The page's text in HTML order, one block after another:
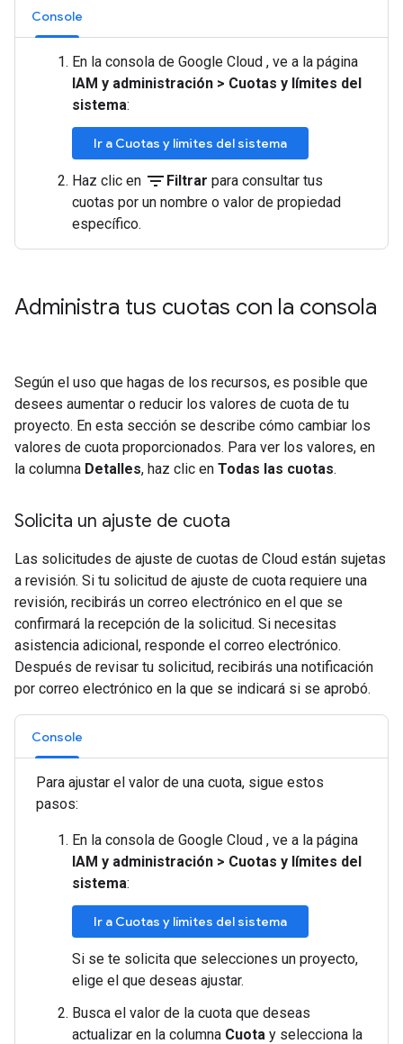
Console
En la consola de Google Cloud , ve a la página
IAM y administración > Cuotas y límites del
sistema:
Ir a Cuotas y límites del sistema
Haz clic en filter_list Filtrar para consultar tus
cuotas por un nombre o valor de propiedad
específico.
Administra tus cuotas con la consola
Según el uso que hagas de los recursos, es posible que
desees aumentar o reducir los valores de cuota de tu
proyecto. En esta sección se describe cómo cambiar los
valores de cuota proporcionados. Para ver los valores, en
la columna Detalles, haz clic en Todas las cuotas.
Solicita un ajuste de cuota
Las solicitudes de ajuste de cuotas de Cloud están sujetas
a revisión. Si tu solicitud de ajuste de cuota requiere una
revisión, recibirás un correo electrónico en el que se
confirmará la recepción de la solicitud. Si necesitas
asistencia adicional, responde el correo electrónico.
Después de revisar tu solicitud, recibirás una notificación
por correo electrónico en la que se indicará si se aprobó.
Console
Para ajustar el valor de una cuota, sigue estos
pasos:
En la consola de Google Cloud , ve a la página
IAM y administración > Cuotas y límites del
sistema:
Ir a Cuotas y límites del sistema
Si se te solicita que selecciones un proyecto,
elige el que deseas ajustar.
Busca el valor de la cuota que deseas
actualizar en la columna Cuota y selecciona la